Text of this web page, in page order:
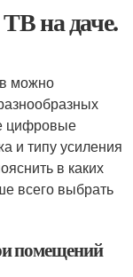
на даче.
можно
цифровые
и типу усиления
в каких
всего выбрать
помещений